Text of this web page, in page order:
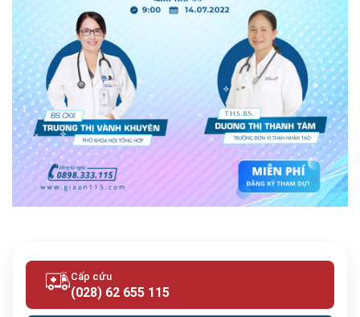
Cấp cứu
(028) 62 655 115